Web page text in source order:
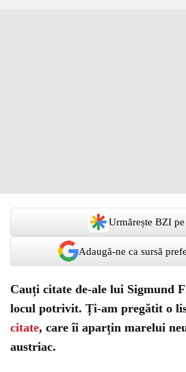
Urmărește BZI
Adaugă-ne ca sursă
Cauți citate de-ale lui Sigmund
locul potrivit. Ți-am pregătit o
citate, care îi aparțin marelui
austriac.